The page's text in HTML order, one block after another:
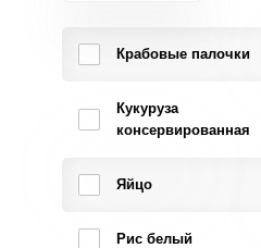
Крабовые палочки
Кукуруза
консервированная
Яйцо
Рис белый